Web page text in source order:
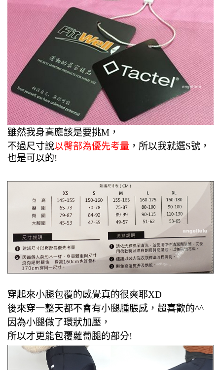
雖然我身高應該是要挑M，
不過尺寸說以臀部為優先考量 ，所以我就選S號，
也是可以的!
穿起來小腿包覆的感覺真的很爽耶XD
後來穿一整天都不會有小腿腫脹感，超喜歡的^^
因為小腿做了環狀加壓，
所以才更能包覆蘿蔔腿的部分!